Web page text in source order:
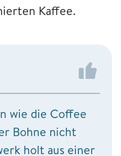
Kaffee.
wie die Coffee
Bohne nicht
holt aus einer